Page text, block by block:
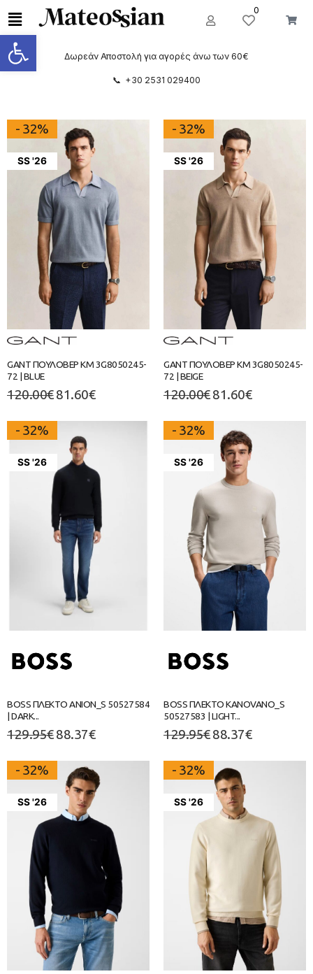
Ανοίξτε τη γραμμή εργαλείων
0
Δωρεάν Αποστολή για αγορές άνω των 60€
📞 +30 2531 029400
SS '26
- 32%
GANT ΠΟΥΛΟΒΕΡ ΚΜ 3G8050245-
72 | BLUE
120.00€ 81.60€
SS '26
- 32%
GANT ΠΟΥΛΟΒΕΡ ΚΜ 3G8050245-
72 | BEIGE
120.00€ 81.60€
SS '26
- 32%
BOSS ΠΛΕΚΤΟ ANION_S 50527584
| DARK...
129.95€ 88.37€
SS '26
- 32%
BOSS ΠΛΕΚΤΟ KANOVANO_S
50527583 | LIGHT...
129.95€ 88.37€
SS '26
- 32%
SS '26
- 32%